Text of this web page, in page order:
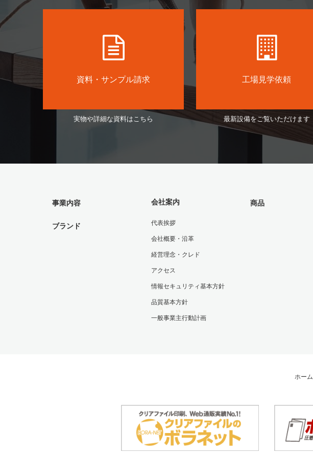
資料・サンプル請求
実物や詳細な資料はこちら
工場見学依頼
最新設備をご覧いただけます
事業内容
ブランド
会社案内
代表挨拶
会社概要・沿革
経営理念・クレド
アクセス
情報セキュリティ基本方針
品質基本方針
一般事業主行動計画
商品
ホーム